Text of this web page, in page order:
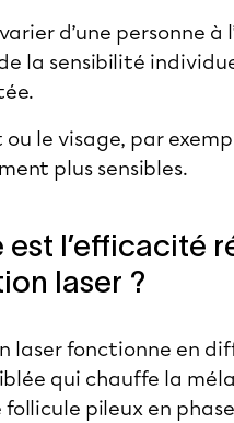
d’une personne à
la sensibilité
ou le visage, par
plus sensibles.
est l’efficacité
laser ?
laser fonctionne en
qui chauffe la
pileux en